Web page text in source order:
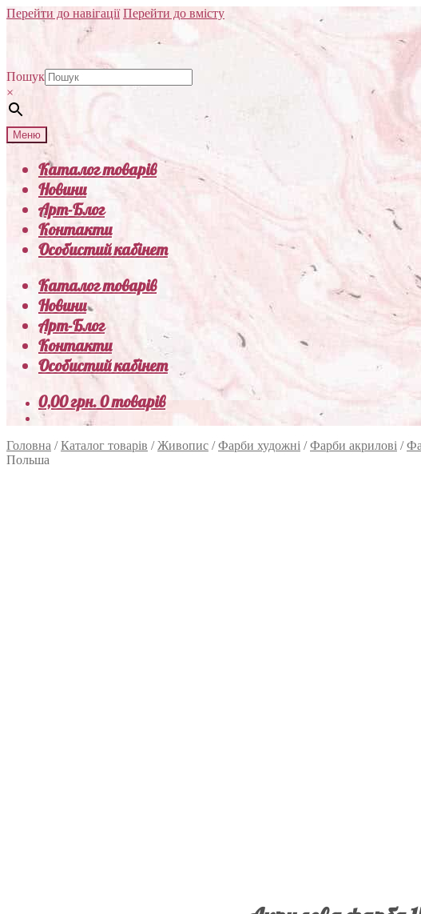
Перейти до навігації Перейти до вмісту
Пошук
×
Меню
Каталог товарів
Новини
Арт-Блог
Контакти
Особистий кабінет
Каталог товарів
Новини
Арт-Блог
Контакти
Особистий кабінет
0,00грн.0 товарів
Головна /Каталог товарів /Живопис /Фарби художні /Фарби акрилові /
Польша